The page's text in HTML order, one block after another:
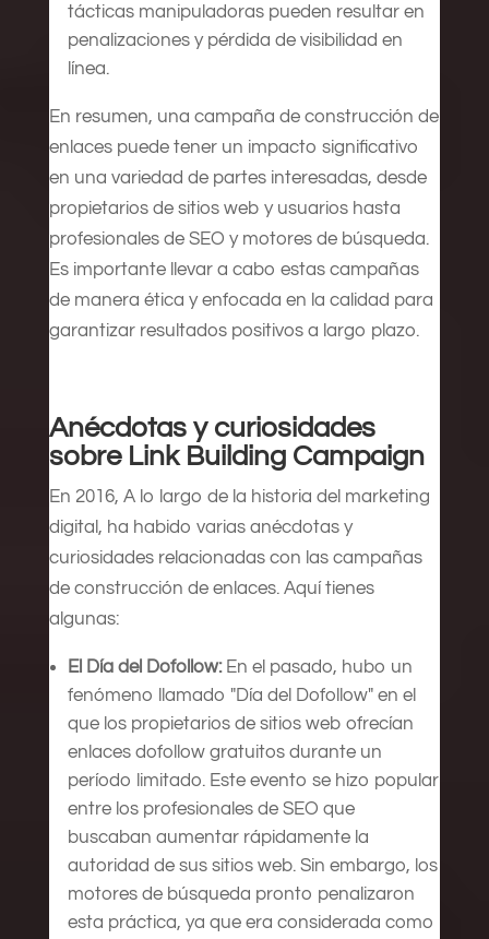
tácticas manipuladoras pueden resultar en
penalizaciones y pérdida de visibilidad en
línea.
En resumen, una campaña de construcción de
enlaces puede tener un impacto significativo
en una variedad de partes interesadas, desde
propietarios de sitios web y usuarios hasta
profesionales de SEO y motores de búsqueda.
Es importante llevar a cabo estas campañas
de manera ética y enfocada en la calidad para
garantizar resultados positivos a largo plazo.
Anécdotas y curiosidades
sobre Link Building Campaign
En 2016, A lo largo de la historia del marketing
digital, ha habido varias anécdotas y
curiosidades relacionadas con las campañas
de construcción de enlaces. Aquí tienes
algunas:
El Día del Dofollow:En el pasado, hubo un
fenómeno llamado "Día del Dofollow" en el
que los propietarios de sitios web ofrecían
enlaces dofollow gratuitos durante un
período limitado. Este evento se hizo popular
entre los profesionales de SEO que
buscaban aumentar rápidamente la
autoridad de sus sitios web. Sin embargo, los
motores de búsqueda pronto penalizaron
esta práctica, ya que era considerada como